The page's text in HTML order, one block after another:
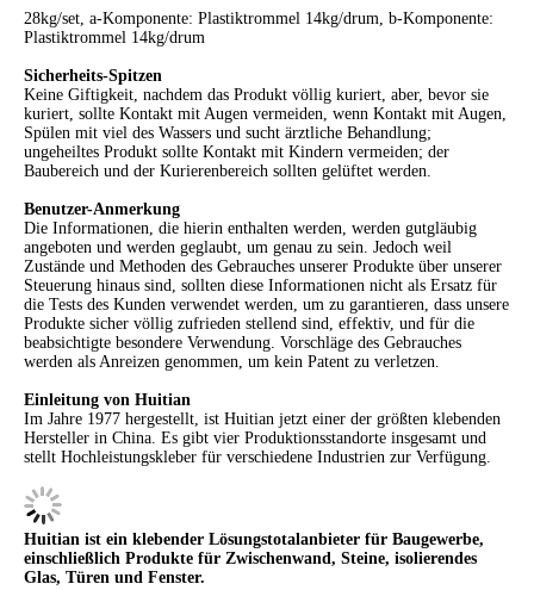
28kg/set, a-Komponente: Plastiktrommel 14kg/drum, b-Komponente:
Plastiktrommel 14kg/drum
Sicherheits-Spitzen
Keine Giftigkeit, nachdem das Produkt völlig kuriert, aber, bevor sie
kuriert, sollte Kontakt mit Augen vermeiden, wenn Kontakt mit Augen,
Spülen mit viel des Wassers und sucht ärztliche Behandlung;
ungeheiltes Produkt sollte Kontakt mit Kindern vermeiden; der
Baubereich und der Kurierenbereich sollten gelüftet werden.
Benutzer-Anmerkung
Die Informationen, die hierin enthalten werden, werden gutgläubig
angeboten und werden geglaubt, um genau zu sein. Jedoch weil
Zustände und Methoden des Gebrauches unserer Produkte über unserer
Steuerung hinaus sind, sollten diese Informationen nicht als Ersatz für
die Tests des Kunden verwendet werden, um zu garantieren, dass unsere
Produkte sicher völlig zufrieden stellend sind, effektiv, und für die
beabsichtigte besondere Verwendung. Vorschläge des Gebrauches
werden als Anreizen genommen, um kein Patent zu verletzen.
Einleitung von Huitian
Im Jahre 1977 hergestellt, ist Huitian jetzt einer der größten klebenden
Hersteller in China. Es gibt vier Produktionsstandorte insgesamt und
stellt Hochleistungskleber für verschiedene Industrien zur Verfügung.
Huitian ist ein klebender Lösungstotalanbieter für Baugewerbe,
einschließlich Produkte für Zwischenwand, Steine, isolierendes
Glas, Türen und Fenster.